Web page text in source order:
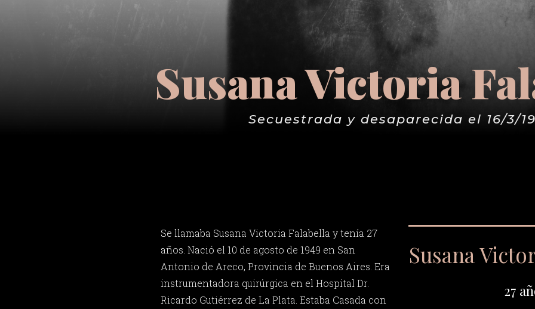
Susana Victoria
Secuestrada y desaparecida el 16/3/
Se llamaba Susana Victoria Falabella y tenía 27
años. Nació el 10 de agosto de 1949 en San
Antonio de Areco, Provincia de Buenos Aires. Era
instrumentadora quirúrgica en el Hospital Dr.
Ricardo Gutiérrez de La Plata. Estaba Casada con
Susana
27